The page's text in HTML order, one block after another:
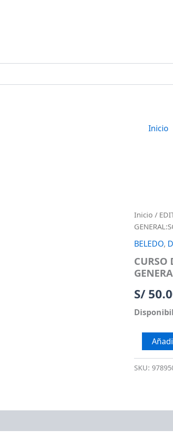
Inicio
Inicio /
BELEDO,
CURSO
S/
CURSO
DE
DERECHO
PARTE
GENERAL
cantidad
SKU: